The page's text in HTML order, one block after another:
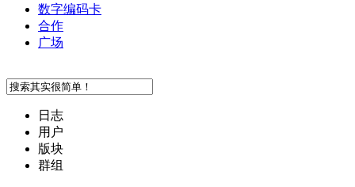
数字编码卡
合作
广场
日志
用户
版块
群组